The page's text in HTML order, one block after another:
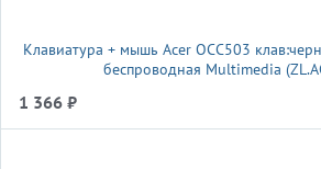
Клавиатура + мышь Acer OCC503
беспроводная Multimedia
1 366 ₽